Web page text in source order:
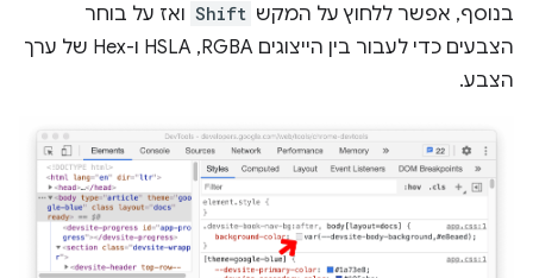
בנוסף, אפשר ללחוץ על המקש Shift ואז על בוחר
הצבעים כדי לעבור בין הייצוגים RGBA,‏ HSLA ו-Hex של ערך
הצבע.